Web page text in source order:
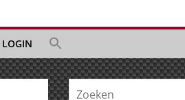
LOGIN